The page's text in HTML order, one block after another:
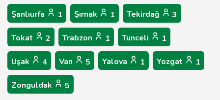
Şanlıurfa 1 Şırnak 1 Tekirdağ 3
Tokat 2 Trabzon 1 Tunceli 1
Uşak 4 Van 5 Yalova 1 Yozgat 1
Zonguldak 5